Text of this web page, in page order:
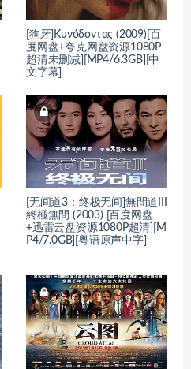
[狗牙]Κυνόδοντας (2009)[百
度网盘+夸克网盘资源1080P
超清未删减][MP4/6.3GB][中
文字幕]
[无间道3：终极无间]無間道III
終極無間 (2003) [百度网盘
+迅雷云盘资源1080P超清][M
P4/7.0GB][粤语原声中字]